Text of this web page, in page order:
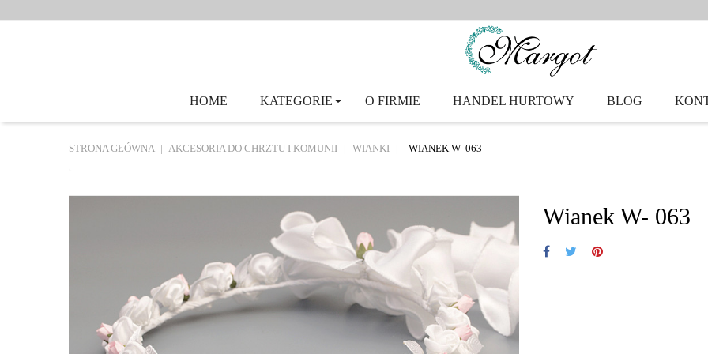
HOME KATEGORIE O FIRMIE HANDEL HURTOWY BLOG
STRONA GŁÓWNA AKCESORIA DO CHRZTU I KOMUNII WIANKI WIANEK W- 063
Wianek W- 063